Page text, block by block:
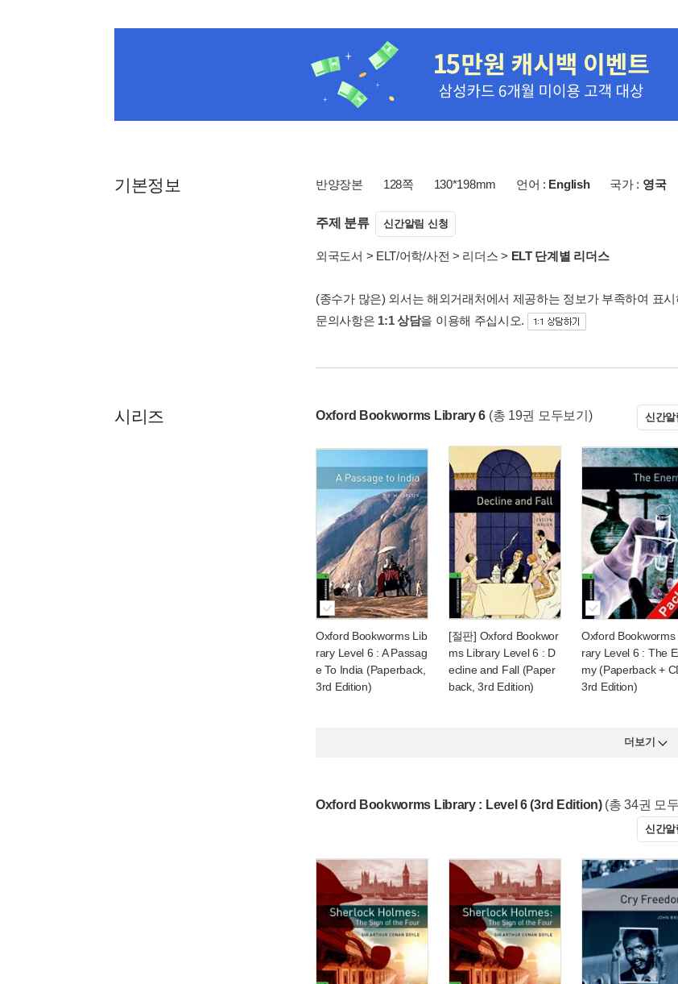
기본정보 반양장본 128쪽 130*198mm 언어 : English 국가 : 영국
주제 분류 신간알림 신청
외국도서 > ELT/어학/사전 > 리더스 > ELT 단계별 리더스
(종수가 많은) 외서는 해외거래처에서 제공하는 정보가 부족하여 표
문의사항은 1:1 상담을 이용해 주십시오.
시리즈 Oxford Bookworms Library 6 (총 19권 모두보기) 신간알
Oxford Bookworms Lib
rary Level 6 : A Passag
e To India (Paperback,
3rd Edition)
[절판] Oxford Bookwor
ms Library Level 6 : D
ecline and Fall (Paper
back, 3rd Edition)
Oxford Bookworms
rary Level 6 : The
my (Paperback +
3rd Edition)
더보기
Oxford Bookworms Library : Level 6 (3rd Edition) (총 34권 모
신간알